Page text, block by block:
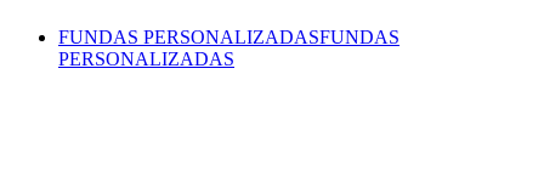
FUNDAS PERSONALIZADASFUNDAS
PERSONALIZADAS